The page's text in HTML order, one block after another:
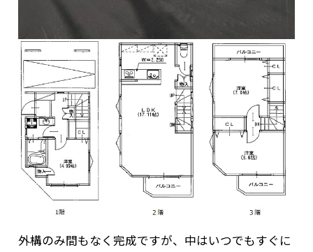
外構のみ間もなく完成ですが、中はいつでもすぐに